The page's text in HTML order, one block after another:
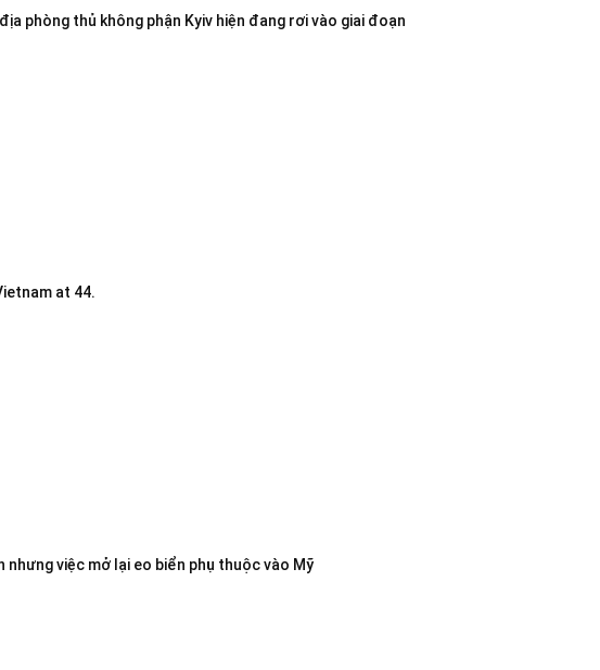
phòng thủ không phận Kyiv hiện đang rơi vào giai đoạn
at 44.
việc mở lại eo biển phụ thuộc vào Mỹ